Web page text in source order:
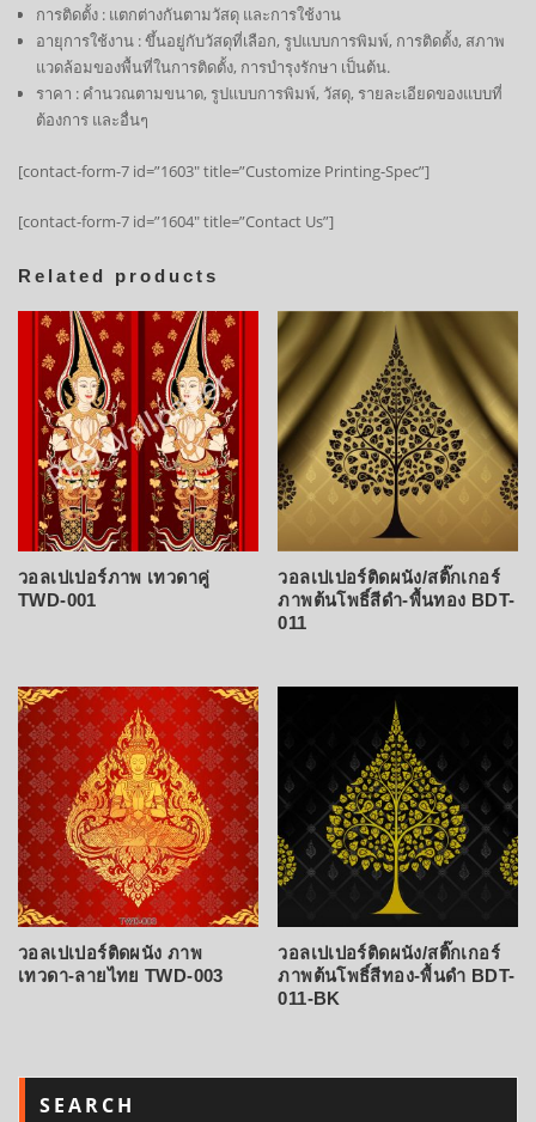
การติดตั้ง : แตกต่างกันตามวัสดุ และการใช้งาน
อายุการใช้งาน : ขึ้นอยู่กับวัสดุที่เลือก, รูปแบบการพิมพ์, การติดตั้ง, สภาพ
แวดล้อมของพื้นที่ในการติดตั้ง, การบำรุงรักษา เป็นต้น.
ราคา : คำนวณตามขนาด, รูปแบบการพิมพ์, วัสดุ, รายละเอียดของแบบที่
ต้องการ และอื่นๆ
[contact-form-7 id=”1603″ title=”Customize Printing-Spec”]
[contact-form-7 id=”1604″ title=”Contact Us”]
Related products
วอลเปเปอร์ภาพ เทวดาคู่
TWD-001
วอลเปเปอร์ติดผนัง/สติ๊กเกอร์
ภาพต้นโพธิ์สีดำ-พื้นทอง BDT-
011
วอลเปเปอร์ติดผนัง ภาพ
เทวดา-ลายไทย TWD-003
วอลเปเปอร์ติดผนัง/สติ๊กเกอร์
ภาพต้นโพธิ์สีทอง-พื้นดำ BDT-
011-BK
SEARCH